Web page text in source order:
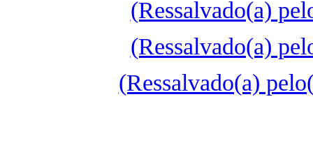
(Ressalvado(a)
(Ressalvado(a)
(Ressalvado(a)